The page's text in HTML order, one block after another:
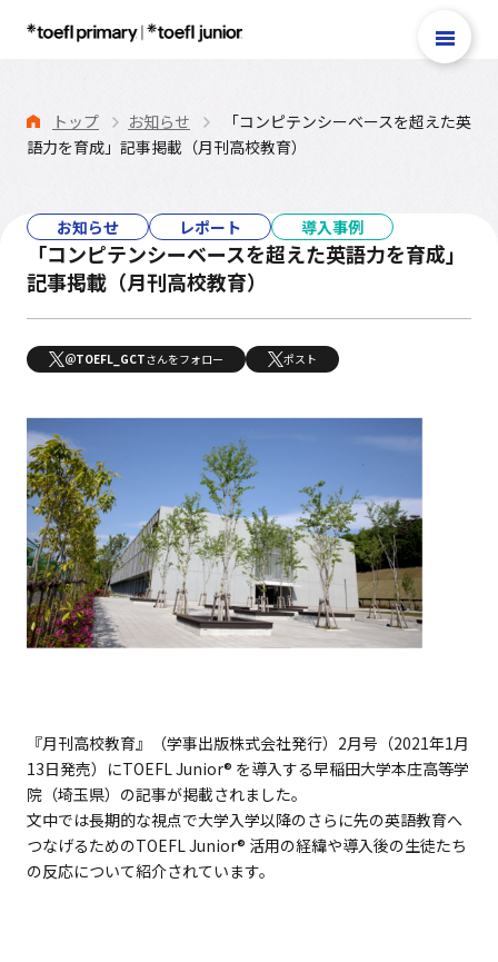
TOEFL Primary®
テスト案内
Reading＆Listening
Step 1・Step 2
TOEFL Primary®Writing
TOEFL Junior®
Reading＆Listening
Standard
TOEFL Junior®Speaking
学校・団体で受験される方
テスト日程
トップ お知らせ
「コンピテンシーベースを超えた英
語力を育成」記事掲載（月刊高校教育）
お知らせ レポート 導入事例
「コンピテンシーベースを超えた英語力を育成」
記事掲載（月刊高校教育）
＠TOEFL_GCTさんをフォロー ポスト
『月刊高校教育』（学事出版株式会社発行）2月号（2021年1月
13日発売）にTOEFL Junior® を導入する早稲田大学本庄高等学
院（埼玉県）の記事が掲載されました。
文中では長期的な視点で大学入学以降のさらに先の英語教育へ
つなげるためのTOEFL Junior® 活用の経緯や導入後の生徒たち
の反応について紹介されています。